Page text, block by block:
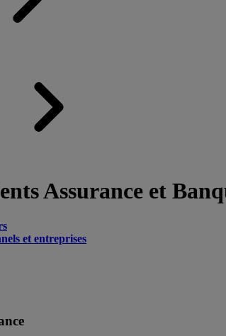
Assurance et
et entreprises